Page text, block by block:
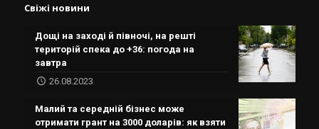
Свіжі новини
Дощі на заході й півночі, на решті
територій спека до +36: погода на
завтра
26.08.2023
Малий та середній бізнес може
отримати грант на 3000 доларів: як взяти